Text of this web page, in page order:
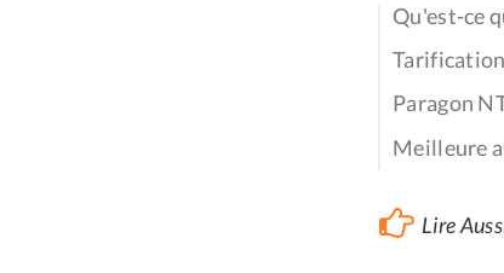
Qu'est-ce
Tarification
Paragon
Meilleure
Lire